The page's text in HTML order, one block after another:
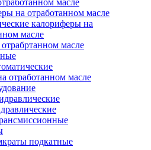
масле
на отработанном масле
калориферы на
масле
масле
отработанном масле
подкатные